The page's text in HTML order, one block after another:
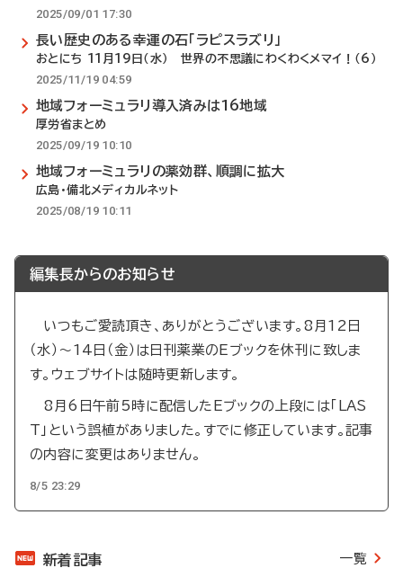
2025/09/01 17:30
長い歴史のある幸運の石「ラピスラズリ」
おとにち 11月19日（水） 世界の不思議にわくわくメマイ！（6）
2025/11/19 04:59
地域フォーミュラリ導入済みは16地域
厚労省まとめ
2025/09/19 10:10
地域フォーミュラリの薬効群、順調に拡大
広島・備北メディカルネット
2025/08/19 10:11
編集長からのお知らせ
いつもご愛読頂き、ありがとうございます。8月12日
（水）～14日（金）は日刊薬業のEブックを休刊に致しま
す。ウェブサイトは随時更新します。
8月6日午前5時に配信したEブックの上段には「LAS
T」という誤植がありました。すでに修正しています。記事
の内容に変更はありません。
8/5 23:29
新着記事 一覧